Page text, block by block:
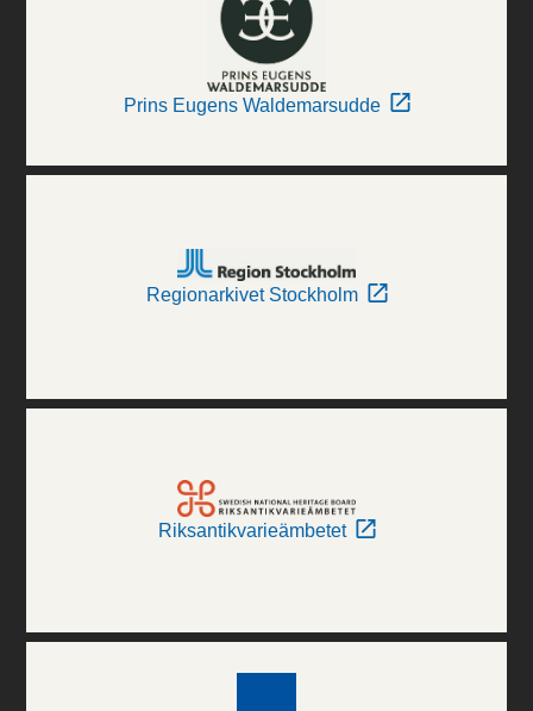
Prins Eugens Waldemarsudde
Regionarkivet Stockholm
Riksantikvarieämbetet